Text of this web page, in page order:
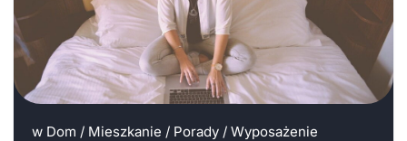
w Dom / Mieszkanie / Porady / Wyposażenie